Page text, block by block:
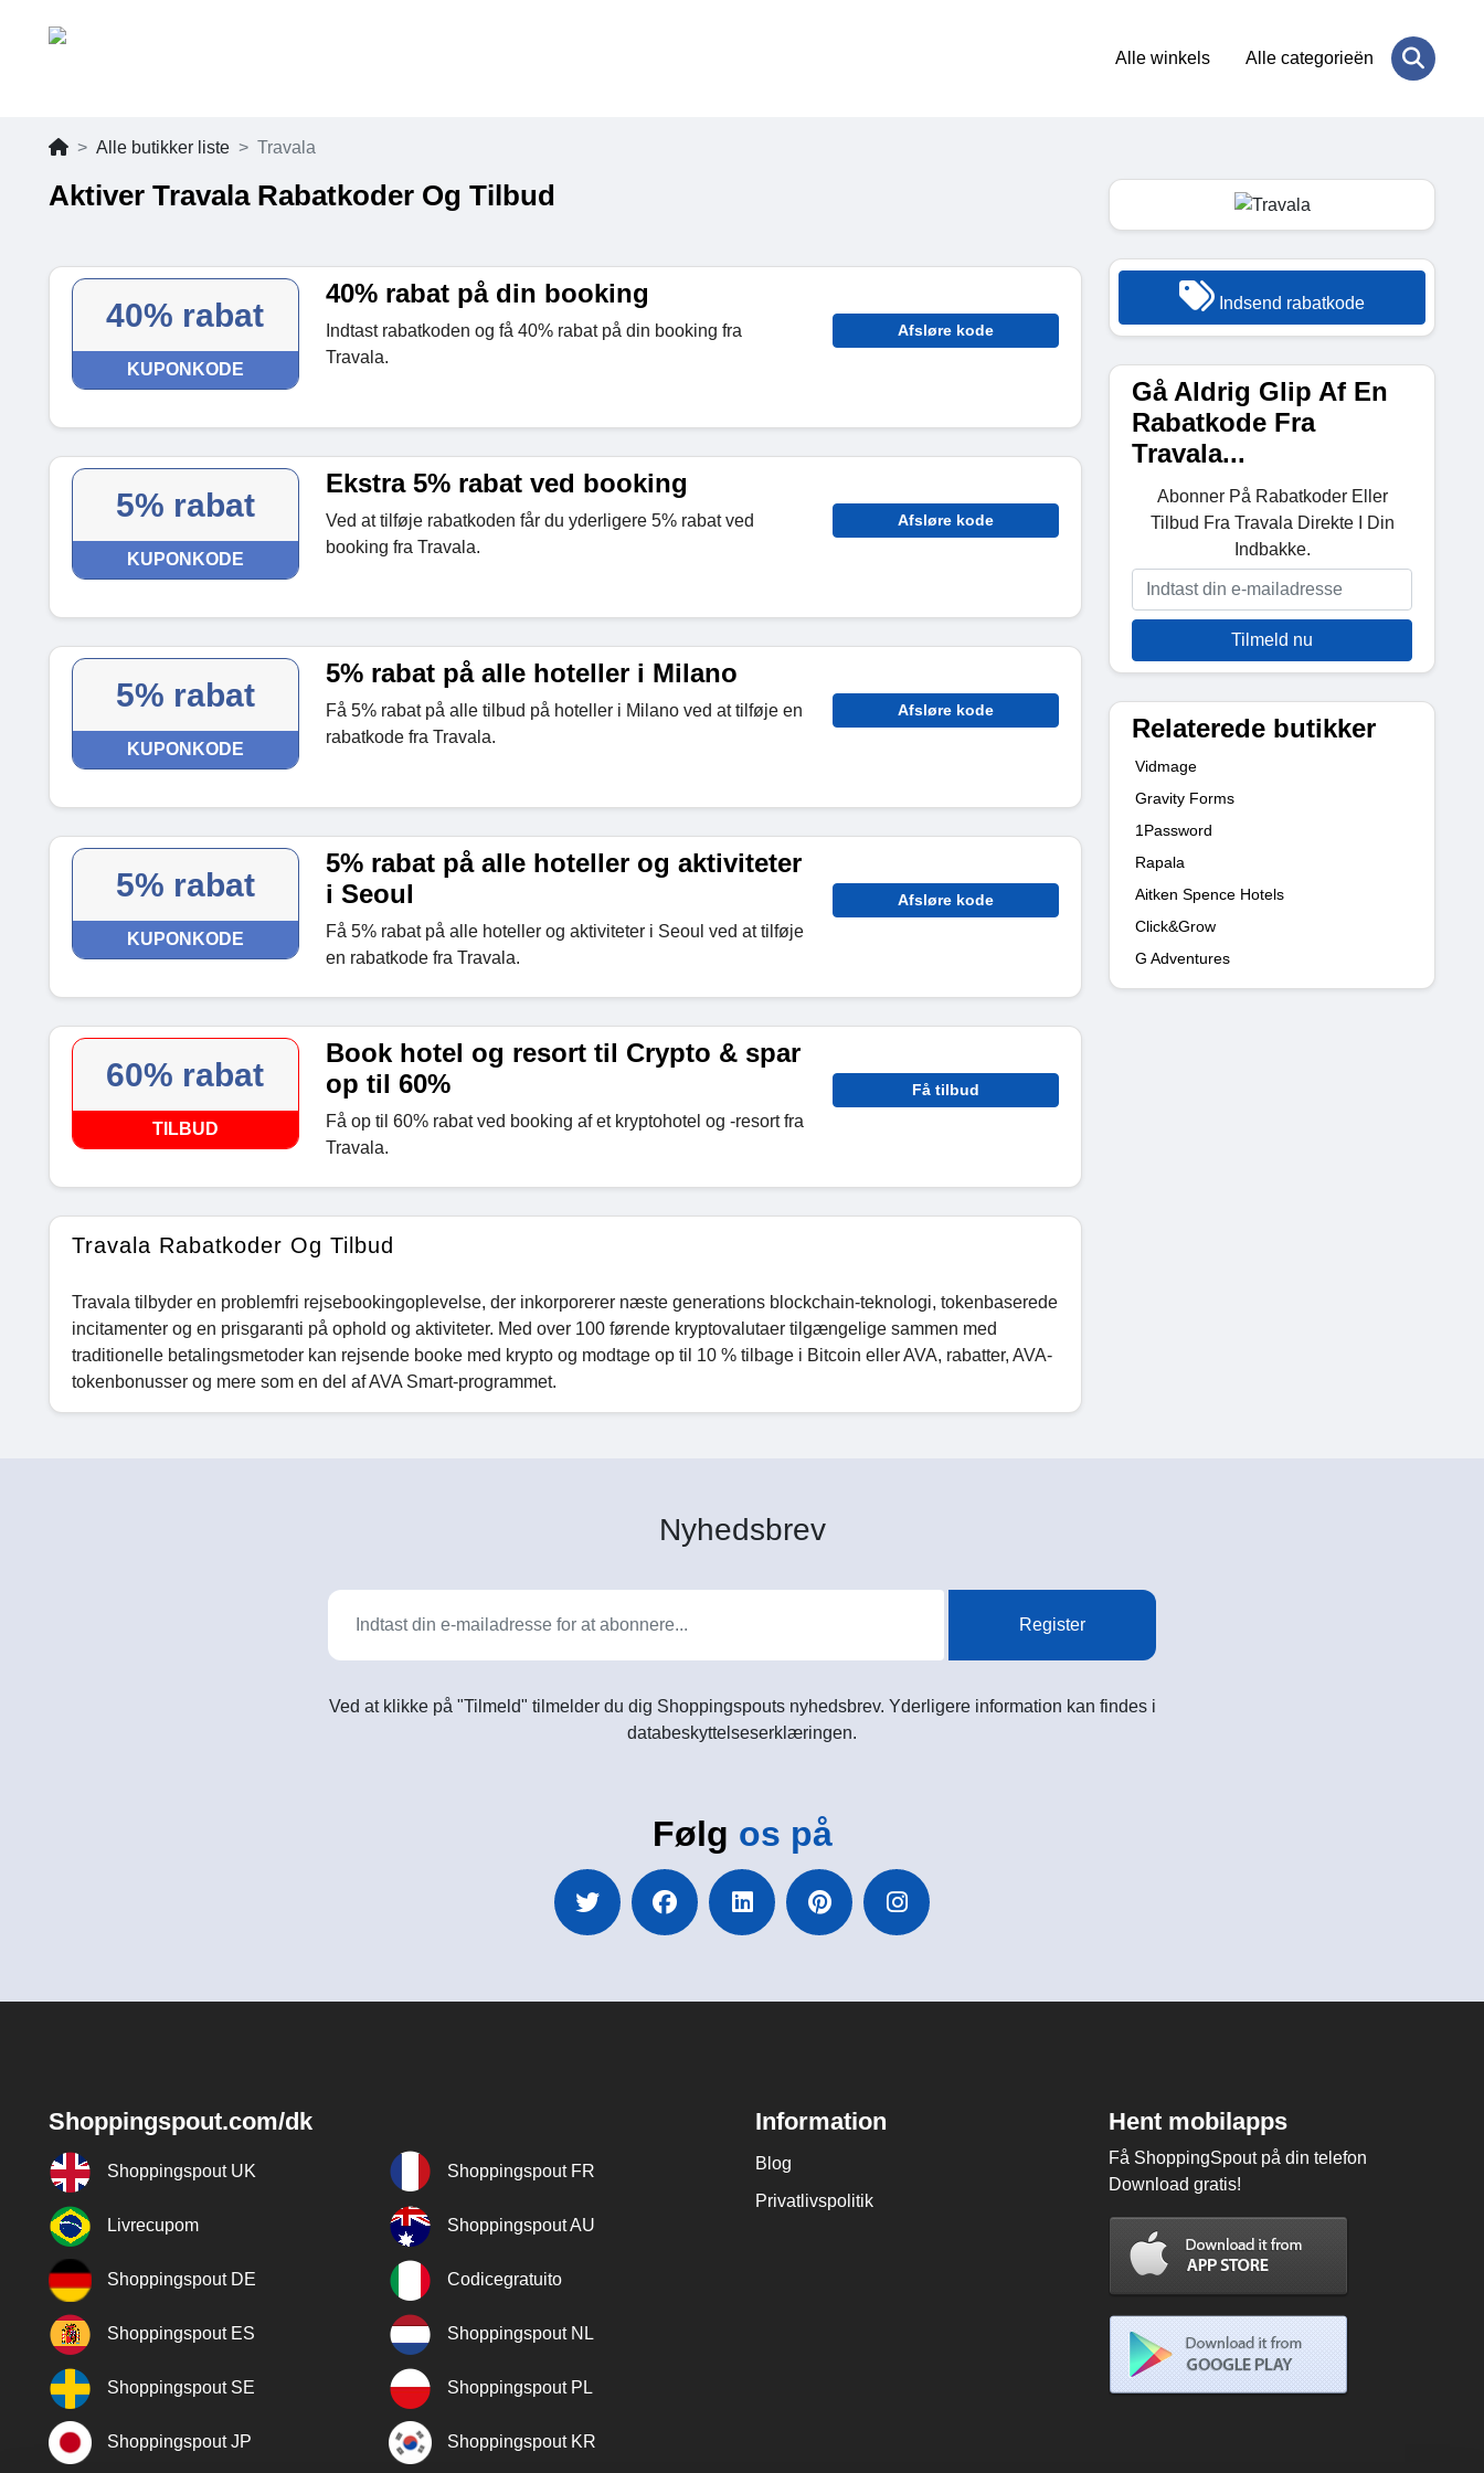
Alle winkels Alle categorieën
Alle butikker liste Travala
Aktiver Travala Rabatkoder Og Tilbud
40% rabat
KUPONKODE
40% rabat på din booking
Indtast rabatkoden og få 40% rabat på din booking fra
Travala.
Afsløre kode
5% rabat
KUPONKODE
Ekstra 5% rabat ved booking
Ved at tilføje rabatkoden får du yderligere 5% rabat ved
booking fra Travala.
Afsløre kode
5% rabat
KUPONKODE
5% rabat på alle hoteller i Milano
Få 5% rabat på alle tilbud på hoteller i Milano ved at tilføje en
rabatkode fra Travala.
Afsløre kode
5% rabat
KUPONKODE
5% rabat på alle hoteller og aktiviteter
i Seoul
Få 5% rabat på alle hoteller og aktiviteter i Seoul ved at tilføje
en rabatkode fra Travala.
Afsløre kode
60% rabat
TILBUD
Book hotel og resort til Crypto & spar
op til 60%
Få op til 60% rabat ved booking af et kryptohotel og -resort fra
Travala.
Få tilbud
Travala Rabatkoder Og Tilbud
Travala tilbyder en problemfri rejsebookingoplevelse, der inkorporerer næste generations blockchain-teknologi, tokenbaserede
incitamenter og en prisgaranti på ophold og aktiviteter. Med over 100 førende kryptovalutaer tilgængelige sammen med
traditionelle betalingsmetoder kan rejsende booke med krypto og modtage op til 10 % tilbage i Bitcoin eller AVA, rabatter, AVA-
tokenbonusser og mere som en del af AVA Smart-programmet.
Indsend rabatkode
Gå Aldrig Glip Af En
Rabatkode Fra
Travala...
Abonner På Rabatkoder Eller
Tilbud Fra Travala Direkte I Din
Indbakke.
Tilmeld nu
Relaterede butikker
Vidmage
Gravity Forms
1Password
Rapala
Aitken Spence Hotels
Click&Grow
G Adventures
Nyhedsbrev
Register
Ved at klikke på "Tilmeld" tilmelder du dig Shoppingspouts nyhedsbrev. Yderligere information kan findes i
databeskyttelseserklæringen.
Følg os på
Shoppingspout.com/dk
Shoppingspout UK Shoppingspout FR
Livrecupom Shoppingspout AU
Shoppingspout DE Codicegratuito
Shoppingspout ES Shoppingspout NL
Shoppingspout SE Shoppingspout PL
Shoppingspout JP Shoppingspout KR
Information
Blog
Privatlivspolitik
Hent mobilapps
Få ShoppingSpout på din telefon
Download gratis!